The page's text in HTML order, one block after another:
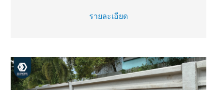
รายละเอียด